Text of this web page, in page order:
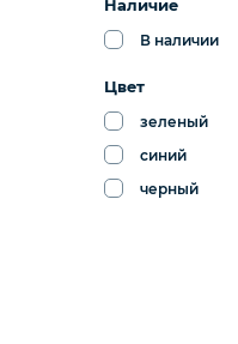
Наличие
В наличии
Цвет
зеленый
синий
черный